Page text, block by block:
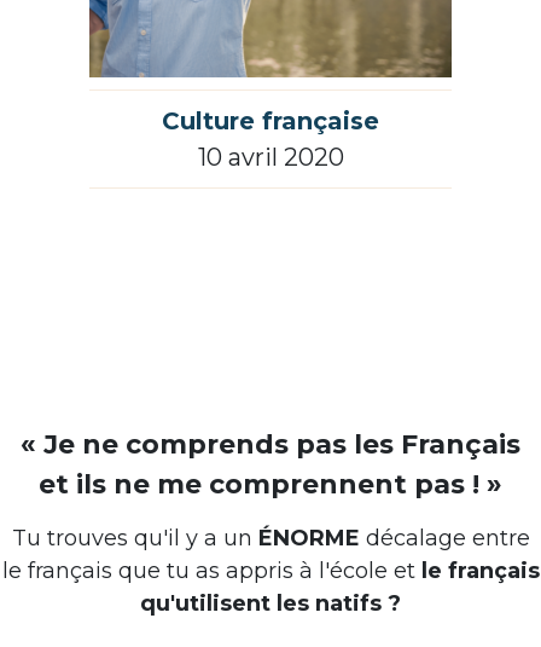
Culture française
10 avril 2020
« Je ne comprends pas les Français
et ils ne me comprennent pas ! »
Tu trouves qu'il y a un ÉNORME décalage entre
le français que tu as appris à l'école et le français
qu'utilisent les natifs ?